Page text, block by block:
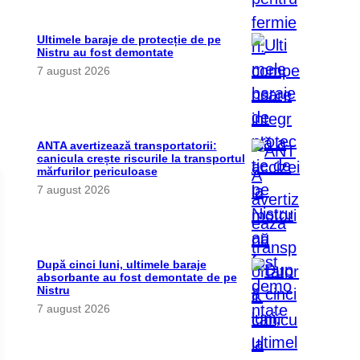
Ultimele baraje de protecție de pe
Nistru au fost demontate
7 august 2026
ANTA avertizează transportatorii:
canicula crește riscurile la transportul
mărfurilor periculoase
7 august 2026
După cinci luni, ultimele baraje
absorbante au fost demontate de pe
Nistru
7 august 2026